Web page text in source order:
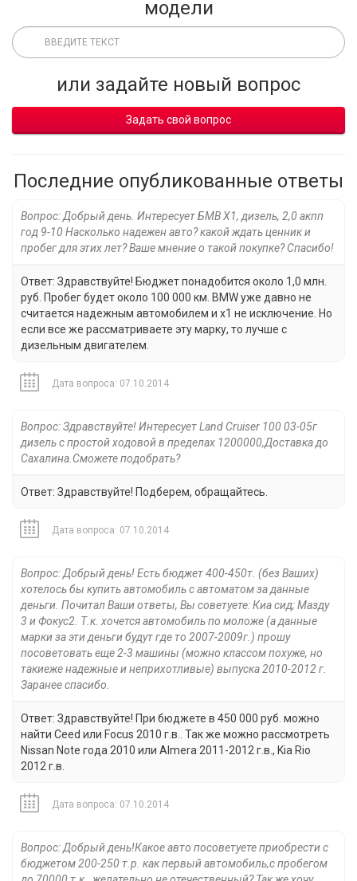
модели
или задайте новый вопрос
Задать свой вопрос
Последние опубликованные ответы
Вопрос: Добрый день. Интересует БМВ Х1, дизель, 2,0 акпп
год 9-10 Насколько надежен авто? какой ждать ценник и
пробег для этих лет? Ваше мнение о такой покупке? Спасибо!
Ответ: Здравствуйте! Бюджет понадобится около 1,0 млн.
руб. Пробег будет около 100 000 км. BMW уже давно не
считается надежным автомобилем и x1 не исключение. Но
если все же рассматриваете эту марку, то лучше с
дизельным двигателем.
Дата вопроса: 07.10.2014
Вопрос: Здравствуйте! Интересует Land Cruiser 100 03-05г
дизель с простой ходовой в пределах 1200000,Доставка до
Сахалина.Сможете подобрать?
Ответ: Здравствуйте! Подберем, обращайтесь.
Дата вопроса: 07.10.2014
Вопрос: Добрый день! Есть бюджет 400-450т. (без Ваших)
хотелось бы купить автомобиль с автоматом за данные
деньги. Почитал Ваши ответы, Вы советуете: Киа сид; Мазду
3 и Фокус2. Т.к. хочется автомобиль по моложе (а данные
марки за эти деньги будут где то 2007-2009г.) прошу
посоветовать еще 2-3 машины (можно классом похуже, но
такиеже надежные и неприхотливые) выпуска 2010-2012 г.
Заранее спасибо.
Ответ: Здравствуйте! При бюджете в 450 000 руб. можно
найти Ceed или Focus 2010 г.в.. Так же можно рассмотреть
Nissan Note года 2010 или Almera 2011-2012 г.в., Kia Rio
2012 г.в.
Дата вопроса: 07.10.2014
Вопрос: Добрый день!Какое авто посоветуете приобрести с
бюджетом 200-250 т.р. как первый автомобиль,с пробегом